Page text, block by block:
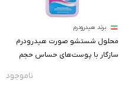
برند هیدرودرم
محلول شستشو صورت هیدرودرم
سازگار با پوست‌های حساس حجم